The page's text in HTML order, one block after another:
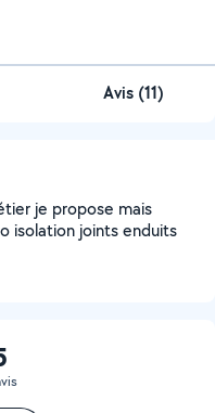
Avis (11)
je propose mais
isolation joints enduits